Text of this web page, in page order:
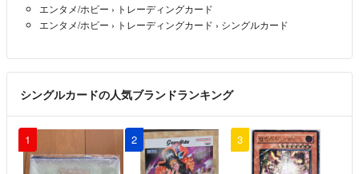
エンタメ/ホビー › トレーディングカード
エンタメ/ホビー › トレーディングカード › シングルカード
シングルカードの人気ブランドランキング
1 2 3